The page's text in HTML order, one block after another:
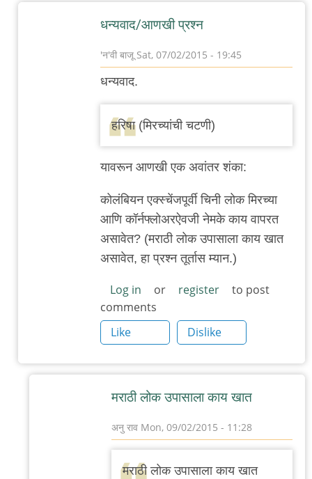
धन्यवाद/आणखी प्रश्न
'न'वी बाजूSat, 07/02/2015 - 19:45
In
इराणी/
मध्य-
पूर्व
नंदन
धन्यवाद.
हरिषा (मिरच्यांची चटणी)
यावरून आणखी एक अवांतर शंका:
कोलंबियन एक्स्चेंजपूर्वी चिनी लोक मिरच्या
आणि कॉर्नफ्लोअरऐवजी नेमके काय वापरत
असावेत? (मराठी लोक उपासाला काय खात
असावेत, हा प्रश्न तूर्तास म्यान.)
Log in or register
to post
comments
Like
Dislike
मराठी लोक उपासाला काय खात
अनु राव Mon, 09/02/2015 - 11:28
reply
मराठी लोक उपासाला काय खात